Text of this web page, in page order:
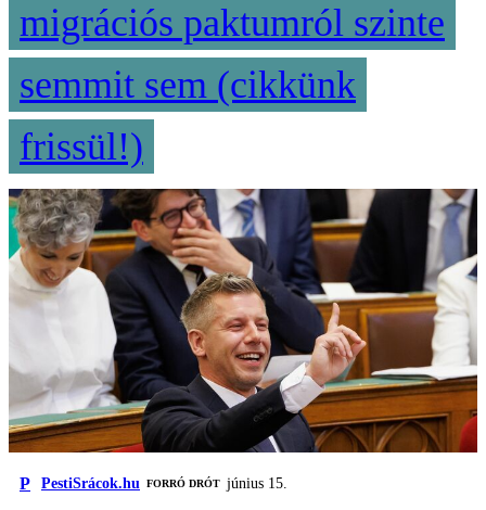
migrációs paktumról szinte
semmit sem (cikkünk
frissül!)
P PestiSrácok.hu FORRÓ DRÓT június 15.